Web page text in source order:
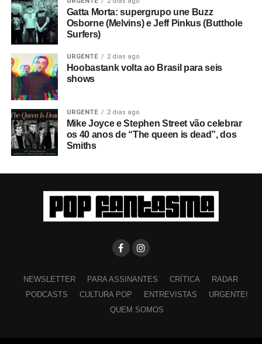
Gatta Morta: supergrupo une Buzz
Osborne (Melvins) e Jeff Pinkus (Butthole
Surfers)
URGENTE 2 dias ago
Hoobastank volta ao Brasil para seis
shows
URGENTE 2 dias ago
Mike Joyce e Stephen Street vão celebrar
os 40 anos de “The queen is dead”, dos
Smiths
NEWSLETTER PARA ASSINANTES CRÍTICA
RADAR
PODCASTS
CULTURA POP ENTREVISTAS
URGENTE!
QUEM SOMOS